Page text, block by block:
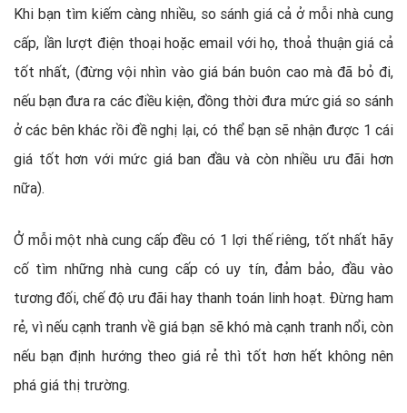
Khi bạn tìm kiếm càng nhiều, so sánh giá cả ở mỗi nhà cung
cấp, lần lượt điện thoại hoặc email với họ, thoả thuận giá cả
tốt nhất, (đừng vội nhìn vào giá bán buôn cao mà đã bỏ đi,
nếu bạn đưa ra các điều kiện, đồng thời đưa mức giá so sánh
ở các bên khác rồi đề nghị lại, có thể bạn sẽ nhận được 1 cái
giá tốt hơn với mức giá ban đầu và còn nhiều ưu đãi hơn
nữa).
Ở mỗi một nhà cung cấp đều có 1 lợi thế riêng, tốt nhất hãy
cố tìm những nhà cung cấp có uy tín, đảm bảo, đầu vào
tương đối, chế độ ưu đãi hay thanh toán linh hoạt. Đừng ham
rẻ, vì nếu cạnh tranh về giá bạn sẽ khó mà cạnh tranh nổi, còn
nếu bạn định hướng theo giá rẻ thì tốt hơn hết không nên
phá giá thị trường.